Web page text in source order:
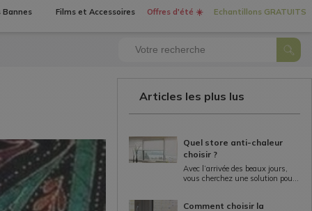
Bannes Films et Accessoires Offres d'été ☀️ Echantillons GRATUITS
Articles les plus lus
Quel store anti-chaleur
choisir ?
Avec l’arrivée des beaux jours,
vous cherchez une solution pour
peuvent protéger votre maison...
Comment choisir la